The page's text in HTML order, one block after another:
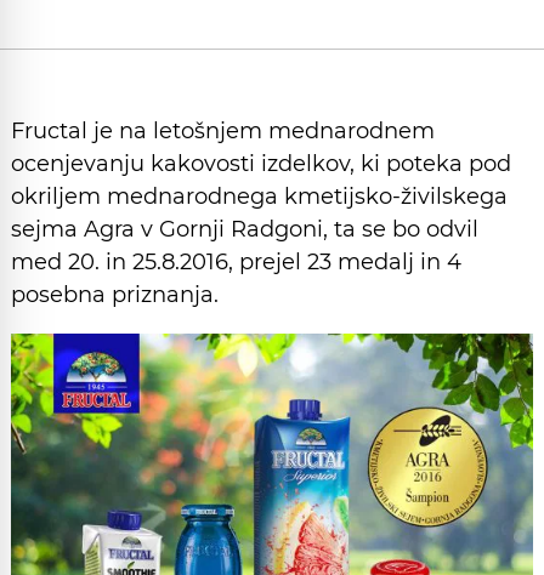
Fructal je na letošnjem mednarodnem
ocenjevanju kakovosti izdelkov, ki poteka pod
okriljem mednarodnega kmetijsko-živilskega
sejma Agra v Gornji Radgoni, ta se bo odvil
med 20. in 25.8.2016, prejel 23 medalj in 4
posebna priznanja.